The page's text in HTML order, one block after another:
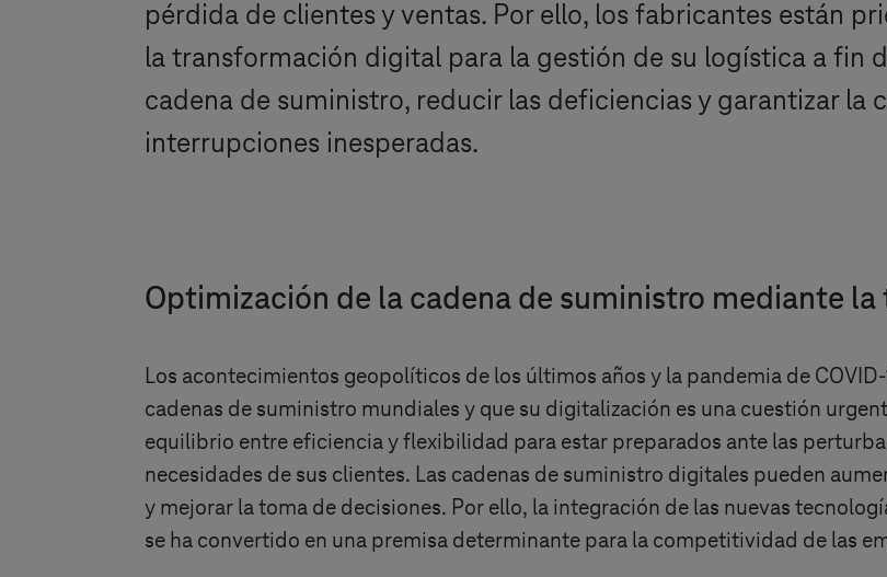
pérdida de clientes y ventas. Por ello, los fabricantes están
la transformación digital para la gestión de su logística a fin
cadena de suministro, reducir las deficiencias y garantizar la
interrupciones inesperadas.
Optimización de la cadena de suministro mediante
Los acontecimientos geopolíticos de los últimos años y la pandemia de
cadenas de suministro mundiales y que su digitalización es una cuestión
equilibrio entre eficiencia y flexibilidad para estar preparados ante las
necesidades de sus clientes. Las cadenas de suministro digitales pueden
y mejorar la toma de decisiones. Por ello, la integración de las nuevas
se ha convertido en una premisa determinante para la competitividad de las